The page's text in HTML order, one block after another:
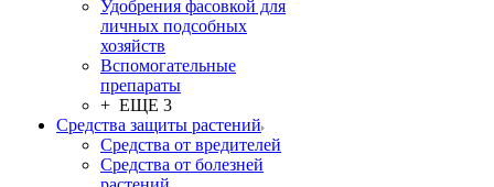
Удобрения фасовкой для
личных подсобных
хозяйств
Вспомогательные
препараты
+ ЕЩЕ 3
Средства защиты растений
Средства от вредителей
Средства от болезней